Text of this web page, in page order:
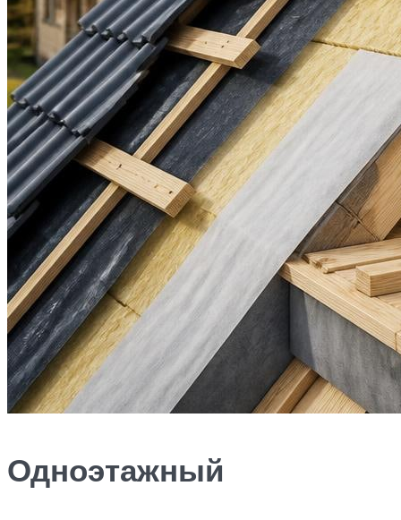
Одноэтажный